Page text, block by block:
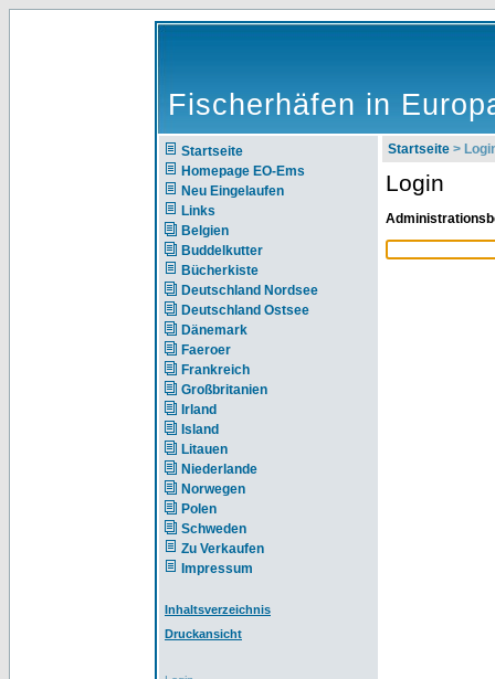
Fischerhäfen in
Startseite
Homepage EO-Ems
Neu Eingelaufen
Links
Belgien
Buddelkutter
Bücherkiste
Deutschland Nordsee
Deutschland Ostsee
Dänemark
Faeroer
Frankreich
Großbritanien
Irland
Island
Litauen
Niederlande
Norwegen
Polen
Schweden
Zu Verkaufen
Impressum
Inhaltsverzeichnis
Druckansicht
Startseite >
Login